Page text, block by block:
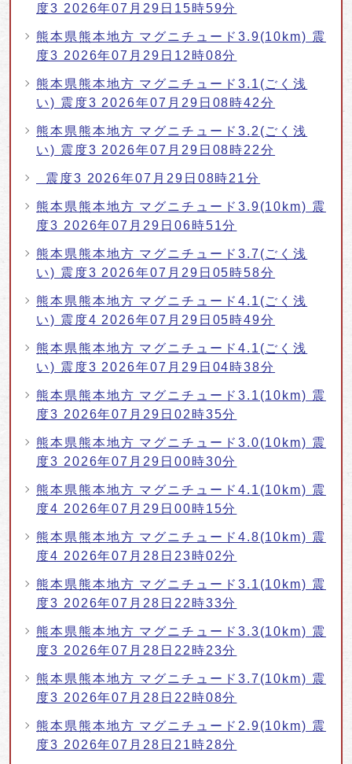
度3 2026年07月29日15時59分
熊本県熊本地方 マグニチュード3.9(10km) 震
度3 2026年07月29日12時08分
熊本県熊本地方 マグニチュード3.1(ごく浅
い) 震度3 2026年07月29日08時42分
熊本県熊本地方 マグニチュード3.2(ごく浅
い) 震度3 2026年07月29日08時22分
震度3 2026年07月29日08時21分
熊本県熊本地方 マグニチュード3.9(10km) 震
度3 2026年07月29日06時51分
熊本県熊本地方 マグニチュード3.7(ごく浅
い) 震度3 2026年07月29日05時58分
熊本県熊本地方 マグニチュード4.1(ごく浅
い) 震度4 2026年07月29日05時49分
熊本県熊本地方 マグニチュード4.1(ごく浅
い) 震度3 2026年07月29日04時38分
熊本県熊本地方 マグニチュード3.1(10km) 震
度3 2026年07月29日02時35分
熊本県熊本地方 マグニチュード3.0(10km) 震
度3 2026年07月29日00時30分
熊本県熊本地方 マグニチュード4.1(10km) 震
度4 2026年07月29日00時15分
熊本県熊本地方 マグニチュード4.8(10km) 震
度4 2026年07月28日23時02分
熊本県熊本地方 マグニチュード3.1(10km) 震
度3 2026年07月28日22時33分
熊本県熊本地方 マグニチュード3.3(10km) 震
度3 2026年07月28日22時23分
熊本県熊本地方 マグニチュード3.7(10km) 震
度3 2026年07月28日22時08分
熊本県熊本地方 マグニチュード2.9(10km) 震
度3 2026年07月28日21時28分